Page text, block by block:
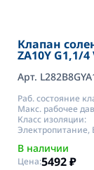
Клапан
ZA10Y G1,1/4
Арт.
Раб. состояние
Макс. рабочее
Класс изоляции:
Электропитание,
В наличии
Цена:5492₽